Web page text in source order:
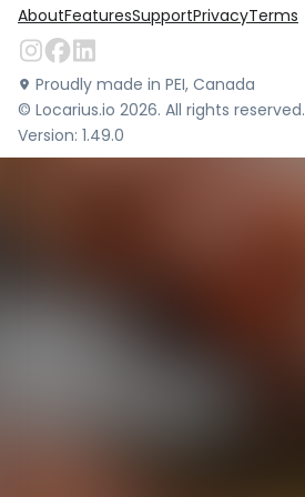
AboutFeaturesSupportPrivacyTerms
Proudly made in PEI, Canada
© Locarius.io 2026. All rights reserved.
Version: 1.49.0